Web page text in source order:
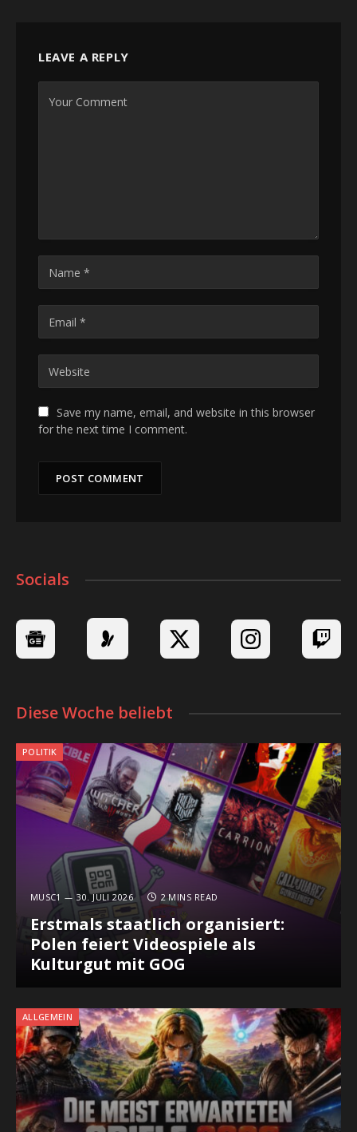
LEAVE A REPLY
Save my name, email, and website in this browser
for the next time I comment.
Socials
Diese Woche beliebt
POLITIK
MUSC1 30. JULI 2026 2 MINS READ
Erstmals staatlich organisiert:
Polen feiert Videospiele als
Kulturgut mit GOG
ALLGEMEIN